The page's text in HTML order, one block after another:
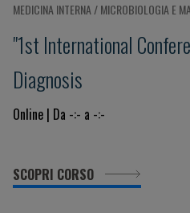
MEDICINA INTERNA / MICROBIOLOGIA E
"1st International
Diagnosis
Online | Da -:- a -:-
SCOPRI CORSO